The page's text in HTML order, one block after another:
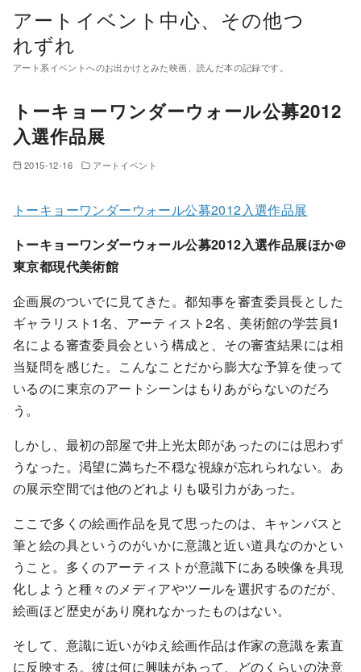
アートイベント中心、その他つ
れずれ
アート系イベントへのお出かけとみた映画、読んだ本の記録です。
トーキョーワンダーウォール公募2012
入選作品展
2015-12-16 アートイベント
トーキョーワンダーウォール公募2012入選作品展
トーキョーワンダーウォール公募2012入選作品展ほか＠
東京都現代美術館
企画展のついでに見てきた。都知事を審査委員長とした
ギャラリスト1名、アーティスト2名、美術館の学芸員1
名による審査委員会という構成と、その審査結果には相
当疑問を感じた。こんなことだから膨大な予算を使って
いるのに東京のアートシーンはもりあがらないのだろ
う。
しかし、最初の部屋で井上光太郎があったのには思わず
うなった。渇望に満ちた不穏な視線が忘れられない。あ
の展示空間では他のどれよりも吸引力があった。
ここで多くの絵画作品を見て思ったのは、キャンバスと
筆と絵の具というのがいかに意識と近い道具なのかとい
うこと。多くのアーティストが意識下にある映像を具現
化しようと種々のメディアやツールを選択するのだが、
絵画ほど歴史があり廃れなかったものはない。
そして、意識に近いがゆえ絵画作品は作家の意識を素直
に反映する。彼は何に興味があって、どのくらいの決意